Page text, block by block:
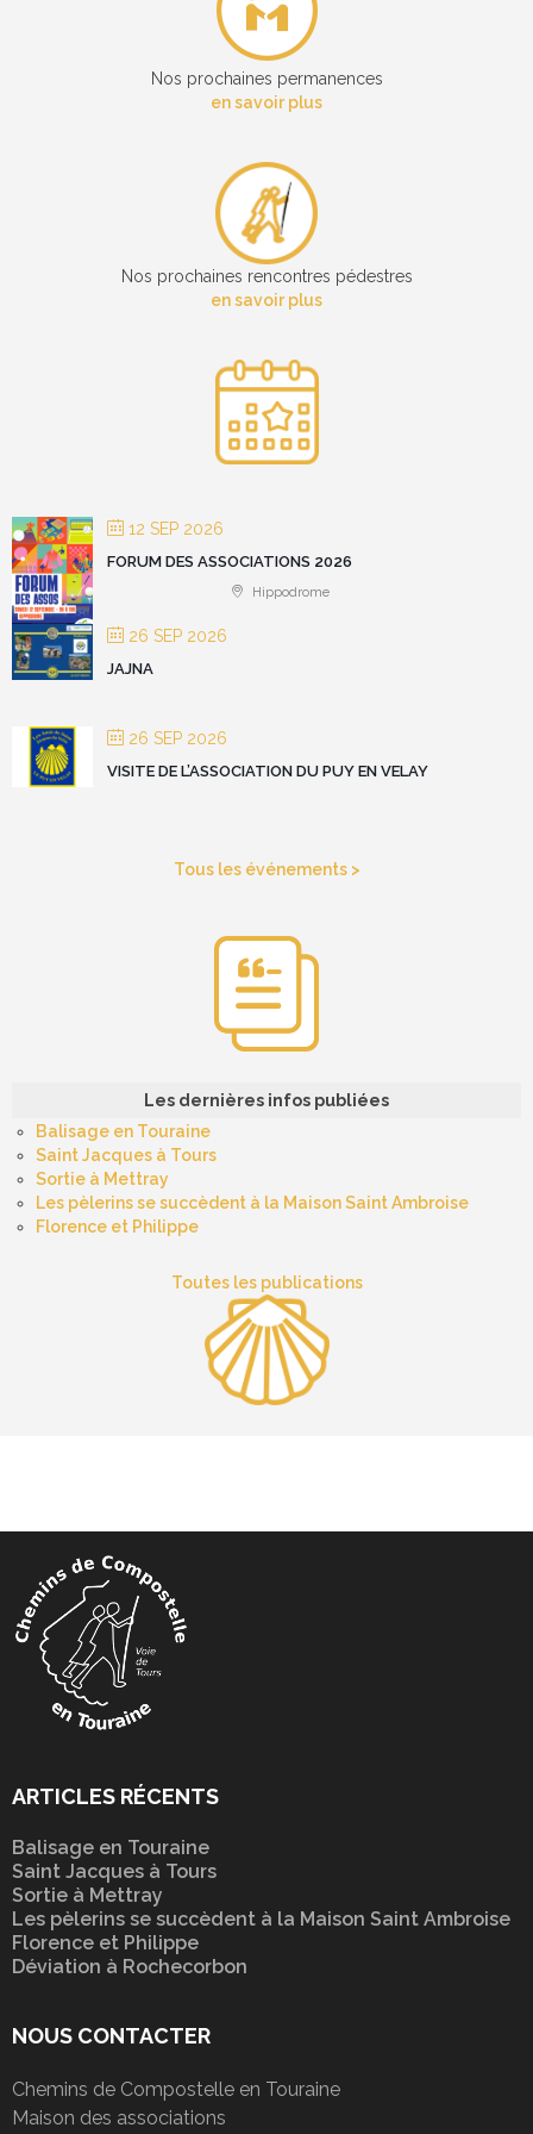
Nos prochaines permanences
en savoir plus
Nos prochaines rencontres pédestres
en savoir plus
12 SEP 2026
FORUM DES ASSOCIATIONS 2026
Hippodrome
26 SEP 2026
JAJNA
26 SEP 2026
VISITE DE L’ASSOCIATION DU PUY EN VELAY
Tous les événements >
Les dernières infos publiées
Balisage en Touraine
Saint Jacques à Tours
Sortie à Mettray
Les pèlerins se succèdent à la Maison Saint Ambroise
Florence et Philippe
Toutes les publications
ARTICLES RÉCENTS
Balisage en Touraine
Saint Jacques à Tours
Sortie à Mettray
Les pèlerins se succèdent à la Maison Saint Ambroise
Florence et Philippe
Déviation à Rochecorbon
NOUS CONTACTER
Chemins de Compostelle en Touraine
Maison des associations